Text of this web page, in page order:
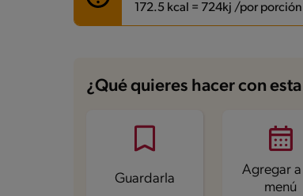
172.5 kcal = 724kj /por porción
Energía
172.5 kcal
Grasas 6.5 g
Sodio
¿Qué quieres hacer con
Guardarla
Agregar
menú